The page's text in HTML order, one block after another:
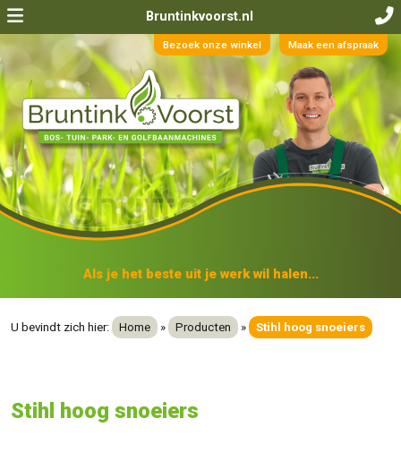
Bruntinkvoorst.nl
Bezoek onze winkel Maak een afspraak
Als je het beste uit je werk wil halen...
U bevindt zich hier: Home » Producten » Stihl hoog snoeiers
Stihl hoog snoeiers